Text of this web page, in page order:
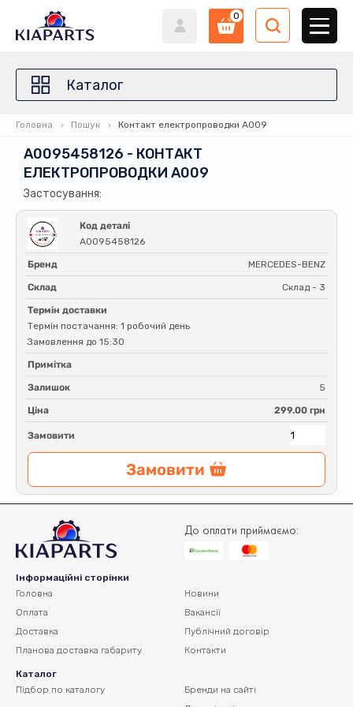
0
Каталог
Головна Пошук Контакт електропроводки A009
A0095458126 - КОНТАКТ
ЕЛЕКТРОПРОВОДКИ A009
Застосування:
Код деталі
A0095458126
Бренд MERCEDES-BENZ
Склад Склад - 3
Термін доставки
Термін постачання: 1 робочий день
Замовлення до 15:30
Примітка
Залишок 5
Ціна 299.00 грн
Замовити
Замовити
До оплати приймаємо:
Інформаційні сторінки
Головна
Оплата
Доставка
Планова доставка габариту
Новини
Вакансії
Публічний договір
Контакти
Каталог
Підбор по каталогу
Бренди на сайті